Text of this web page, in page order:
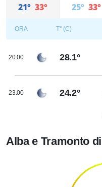
21° 33° 25° 33°
ORA T° (C)
20.00 28.1°
23.00 24.2°
Alba e Tramonto di